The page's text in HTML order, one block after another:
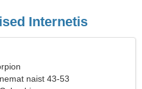
Internetis
naist 43-53